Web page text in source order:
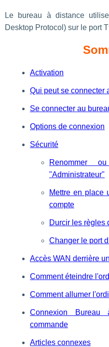
Le bureau à distance
Desktop Protocol) sur le port
Activation
Qui peut se connecter
Se connecter au
Options de connexion
Sécurité
Renommer
"Administrateur"
Mettre en place
compte
Durcir les règles
Changer le port
Accès WAN derrière
Comment éteindre
Comment allumer
Connexion
commande
Articles connexes